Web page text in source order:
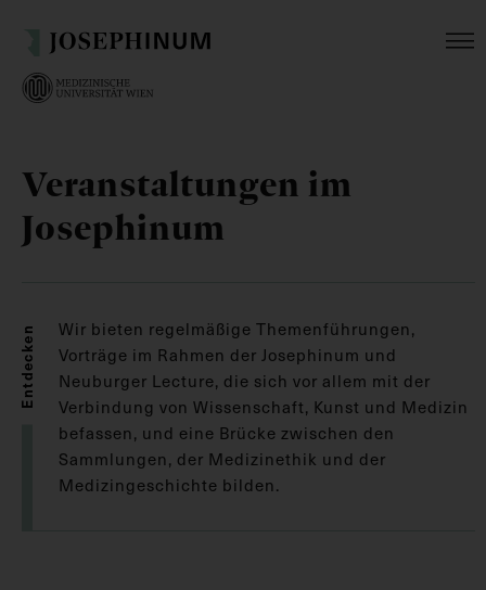
Veranstaltungen im
Josephinum
Entdecken
Wir bieten regelmäßige Themenführungen,
Vorträge im Rahmen der Josephinum und
Neuburger Lecture, die sich vor allem mit der
Verbindung von Wissenschaft, Kunst und Medizin
befassen, und eine Brücke zwischen den
Sammlungen, der Medizinethik und der
Medizingeschichte bilden.